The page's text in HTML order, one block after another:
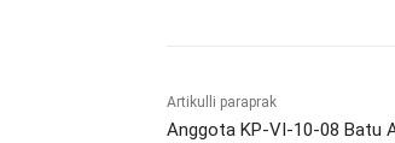
Artikulli paraprak
Anggota KP-VI-10-08 Batu